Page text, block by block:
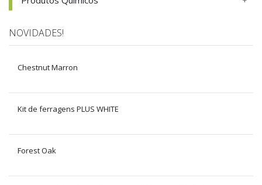
NOVIDADES!
Chestnut Marron
Kit de ferragens PLUS WHITE
Forest Oak